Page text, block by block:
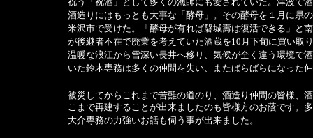
祝う「祝酒」として多くの漁師にも愛されていた。津波で
酒造りにはもっとも大事な「酵母」。その酵母を１月に県
米沢市で受けた。「酵母が有れば磐城壽は復活できる」と
が後継者不在で廃業を考えていた酒蔵を10月下旬に買い取
温暖な浪江から雪深い長井へ移り、気候が全く違う環境で
いた鈴木専務は多くの仲間を失い、またばらばらになった
被災してからこれまで苦難の道のり、酒造り仲間の皆様、
こまで再建することが出来ましたのも皆様方のお蔭です。
大介専務の力強いお話も伺う事が出来ました。